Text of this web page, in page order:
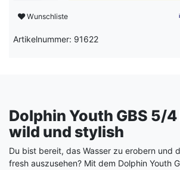
Wunschliste
Artikelnummer: 91622
Dolphin Youth GBS 5/4
wild und stylish
Du bist bereit, das Wasser zu erobern und
fresh auszusehen? Mit dem Dolphin Youth